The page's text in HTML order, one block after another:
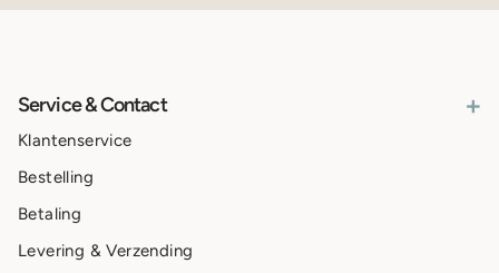
Service & Contact +
Klantenservice
Bestelling
Betaling
Levering & Verzending